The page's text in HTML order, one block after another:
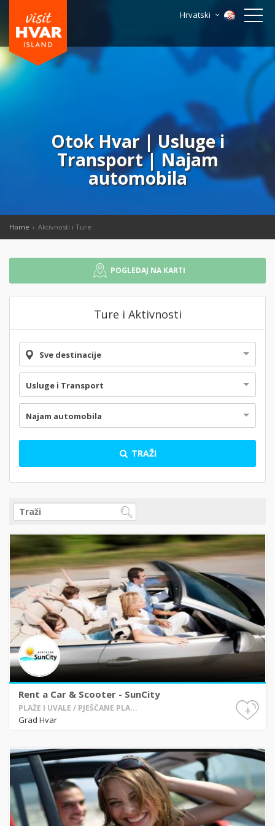
Hrvatski
Otok Hvar | Usluge i
Transport | Najam
automobila
Home Aktivnosti i Ture
POGLEDAJ NA KARTI
Ture i Aktivnosti
Sve destinacije
Usluge i Transport
Najam automobila
TRAŽI
Rent a Car & Scooter - SunCity
PLAŽE I UVALE / PJEŠČANE PLA...
Grad Hvar
+